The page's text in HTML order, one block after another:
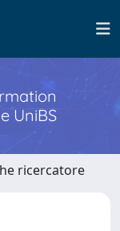
UniBS
ricercatore